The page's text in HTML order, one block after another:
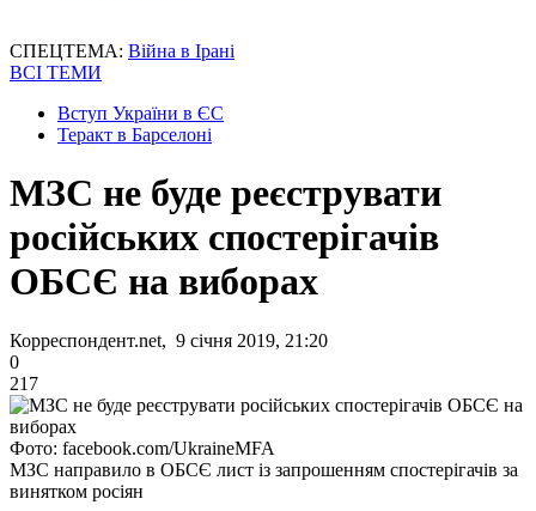
СПЕЦТЕМА: Війна в Ірані
ВСІ ТЕМИ
Вступ України в ЄС
Теракт в Барселоні
МЗС не буде реєструвати
російських спостерігачів
ОБСЄ на виборах
Корреспондент.net, 9 січня 2019, 21:20
0
217
Фото: facebook.com/UkraineMFA
МЗС направило в ОБСЄ лист із запрошенням спостерігачів за
винятком росіян